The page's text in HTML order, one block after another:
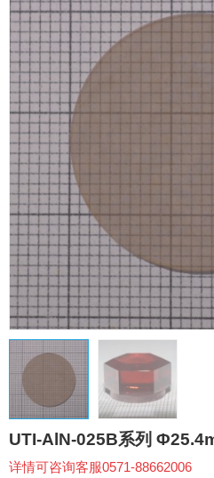
UTI-AlN-025B系列
详情可咨询客服0571-88662006